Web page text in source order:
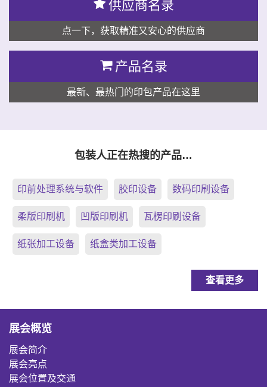
供应商名录
点一下，获取精准又安心的供应商
产品名录
最新、最热门的印包产品在这里
包装人正在热搜的产品…
印前处理系统与软件 胶印设备 数码印刷设备
柔版印刷机 凹版印刷机 瓦楞印刷设备
纸张加工设备 纸盒类加工设备
查看更多
展会概览
展会简介
展会亮点
展会位置及交通